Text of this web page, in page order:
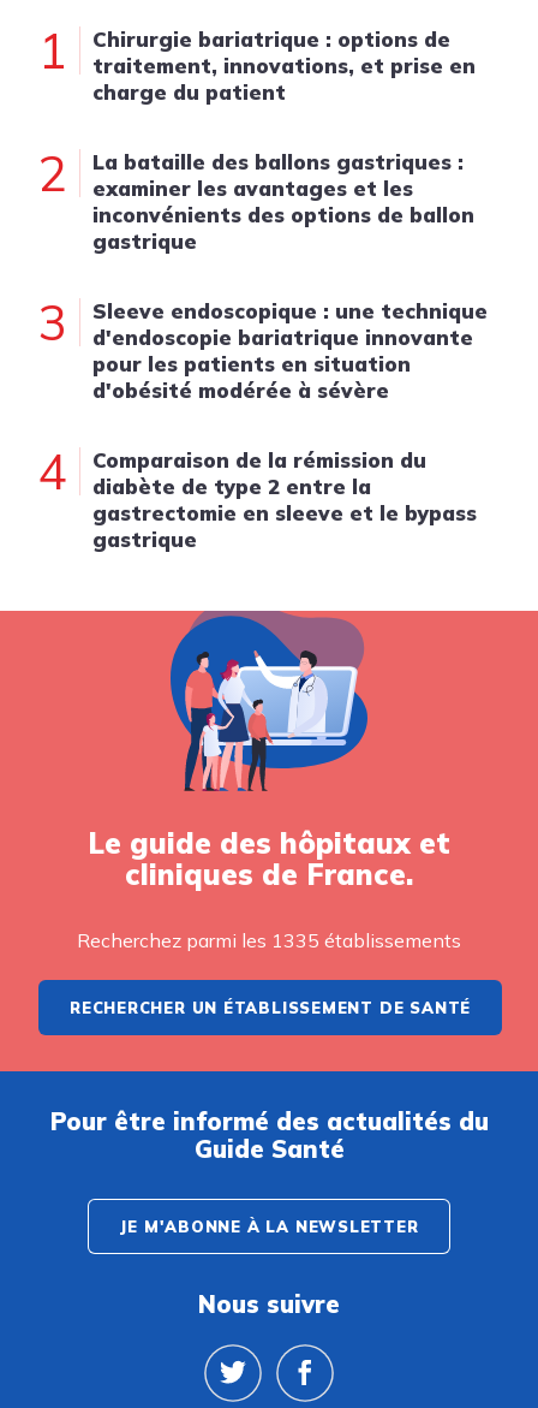
1
Chirurgie bariatrique : options de
traitement, innovations, et prise en
charge du patient
2
La bataille des ballons gastriques :
examiner les avantages et les
inconvénients des options de ballon
gastrique
3
Sleeve endoscopique : une technique
d'endoscopie bariatrique innovante
pour les patients en situation
d'obésité modérée à sévère
4
Comparaison de la rémission du
diabète de type 2 entre la
gastrectomie en sleeve et le bypass
gastrique
Le guide des hôpitaux et
cliniques de France.
Recherchez parmi les 1335 établissements
RECHERCHER UN ÉTABLISSEMENT DE SANTÉ
Pour être informé des actualités du
Guide Santé
JE M'ABONNE À LA NEWSLETTER
Nous suivre